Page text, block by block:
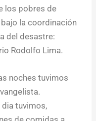
los pobres de
la coordinación
del desastre:
Rodolfo Lima.
noches tuvimos
dia tuvimos,